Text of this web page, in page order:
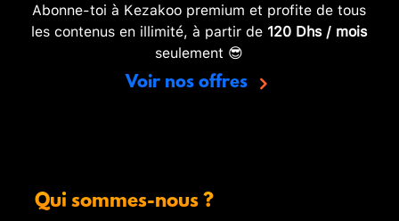
Abonne-toi à Kezakoo premium et profite de tous
les contenus en illimité, à partir de 120 Dhs / mois
seulement 😎
Voir nos offres
Qui sommes-nous ?